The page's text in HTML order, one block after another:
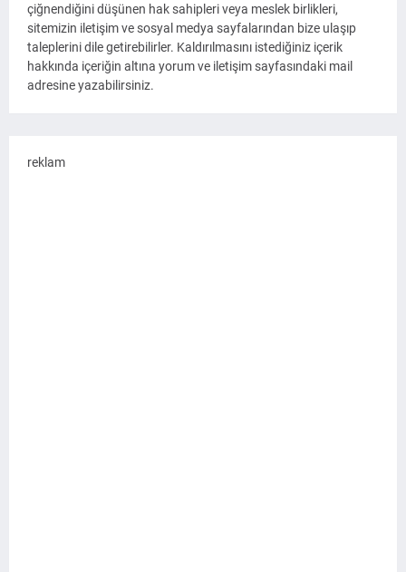
çiğnendiğini düşünen hak sahipleri veya meslek birlikleri,
sitemizin iletişim ve sosyal medya sayfalarından bize ulaşıp
taleplerini dile getirebilirler. Kaldırılmasını istediğiniz içerik
hakkında içeriğin altına yorum ve iletişim sayfasındaki mail
adresine yazabilirsiniz.
reklam